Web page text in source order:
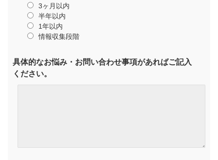
3ヶ月以内
半年以内
1年以内
情報収集段階
具体的なお悩み・お問い合わせ事項があればご記入
ください。